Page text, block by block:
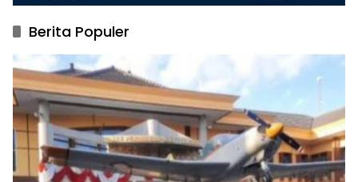
Berita Populer